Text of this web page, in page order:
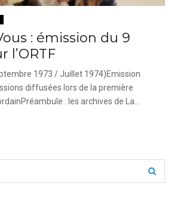
: émission du 9
l’ORTF
1973 / Juillet 1974)Emission
diffusées lors de la première
: les archives de La...